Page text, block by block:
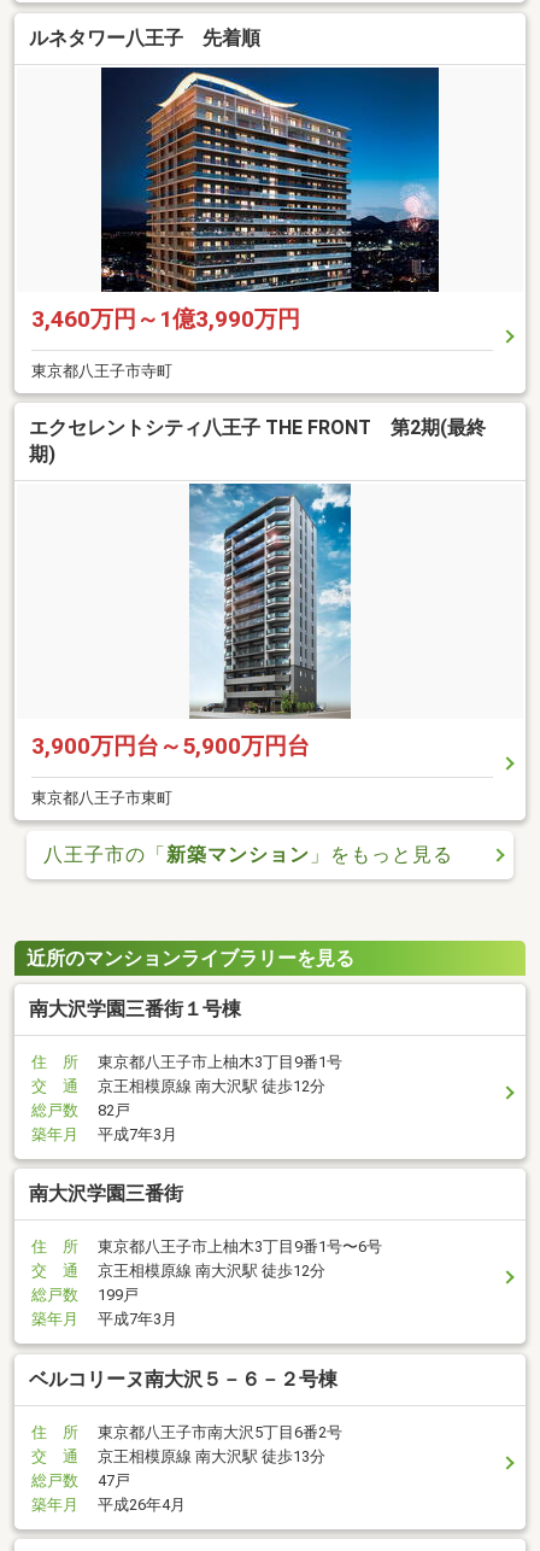
ルネタワー八王子 先着順
3,460万円～1億3,990万円
東京都八王子市寺町
エクセレントシティ八王子 THE FRONT 第2期(最終
期)
3,900万円台～5,900万円台
東京都八王子市東町
八王子市の「新築マンション 」をもっと見る
近所のマンションライブラリーを見る
南大沢学園三番街１号棟
住 所
東京都八王子市上柚木3丁目9番1号
交 通
京王相模原線 南大沢駅 徒歩12分
総戸数
82戸
築年月
平成7年3月
南大沢学園三番街
住 所
東京都八王子市上柚木3丁目9番1号〜6号
交 通
京王相模原線 南大沢駅 徒歩12分
総戸数
199戸
築年月
平成7年3月
ベルコリーヌ南大沢５－６－２号棟
住 所
東京都八王子市南大沢5丁目6番2号
交 通
京王相模原線 南大沢駅 徒歩13分
総戸数
47戸
築年月
平成26年4月